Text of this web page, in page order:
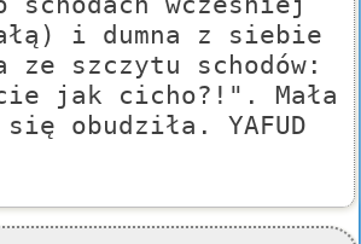
i dumna z siebie
ze szczytu schodów:
jak cicho?!". Mała
obudziła. YAFUD